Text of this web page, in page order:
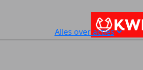
Alles over acties